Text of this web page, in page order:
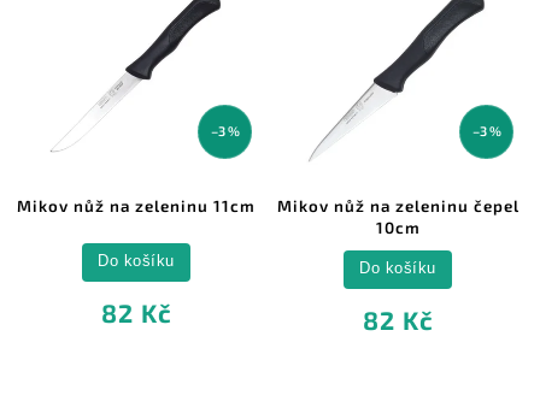
–3 %
Mikov nůž na zeleninu 11cm
82 Kč
Do košíku
–3 %
Mikov nůž na zeleninu čepel
10cm
82 Kč
Do košíku